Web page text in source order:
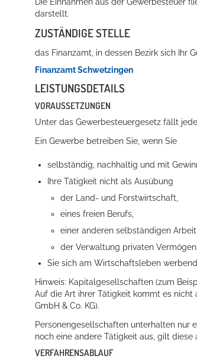
Die Einnahmen aus der Gewerbesteuer
darstellt.
ZUSTÄNDIGE STELLE
das Finanzamt, in dessen Bezirk sich Ihr
Finanzamt Schwetzingen
LEISTUNGSDETAILS
VORAUSSETZUNGEN
Unter das Gewerbesteuergesetz fällt
Ein Gewerbe betreiben Sie, wenn Sie
selbständig, nachhaltig und mit
Ihre Tätigkeit nicht als Ausübung
der Land- und Forstwirtschaft,
eines freien Berufs,
einer anderen selbständigen
der Verwaltung privaten
Sie sich am Wirtschaftsleben
Hinweis: Kapitalgesellschaften (zum
Auf die Art ihrer Tätigkeit kommt es
GmbH & Co. KG).
Personengesellschaften unterhalten nur
noch eine andere Tätigkeit aus, gilt
VERFAHRENSABLAUF